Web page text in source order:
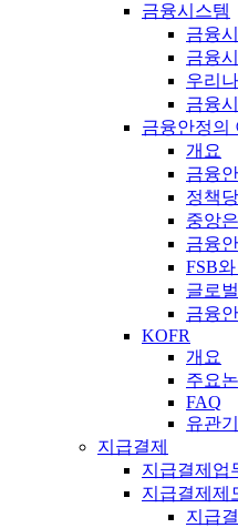
금융시스템
금융
금융
우리
금융
금융안정의
개요
금융
정책
중앙
금융
FSB
글로
금융
KOFR
개요
주요
FAQ
유관
지급결제
지급결제업
지급결제제
지급